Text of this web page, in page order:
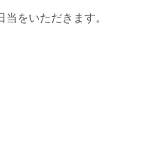
をいただきます。